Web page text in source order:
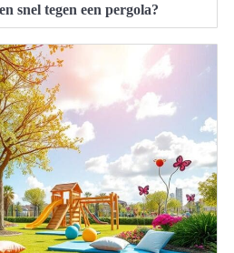
snel tegen een pergola?